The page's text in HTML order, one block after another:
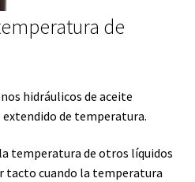
de
hidráulicos de aceite
de temperatura.
temperatura de otros líquidos
tacto cuando la temperatura